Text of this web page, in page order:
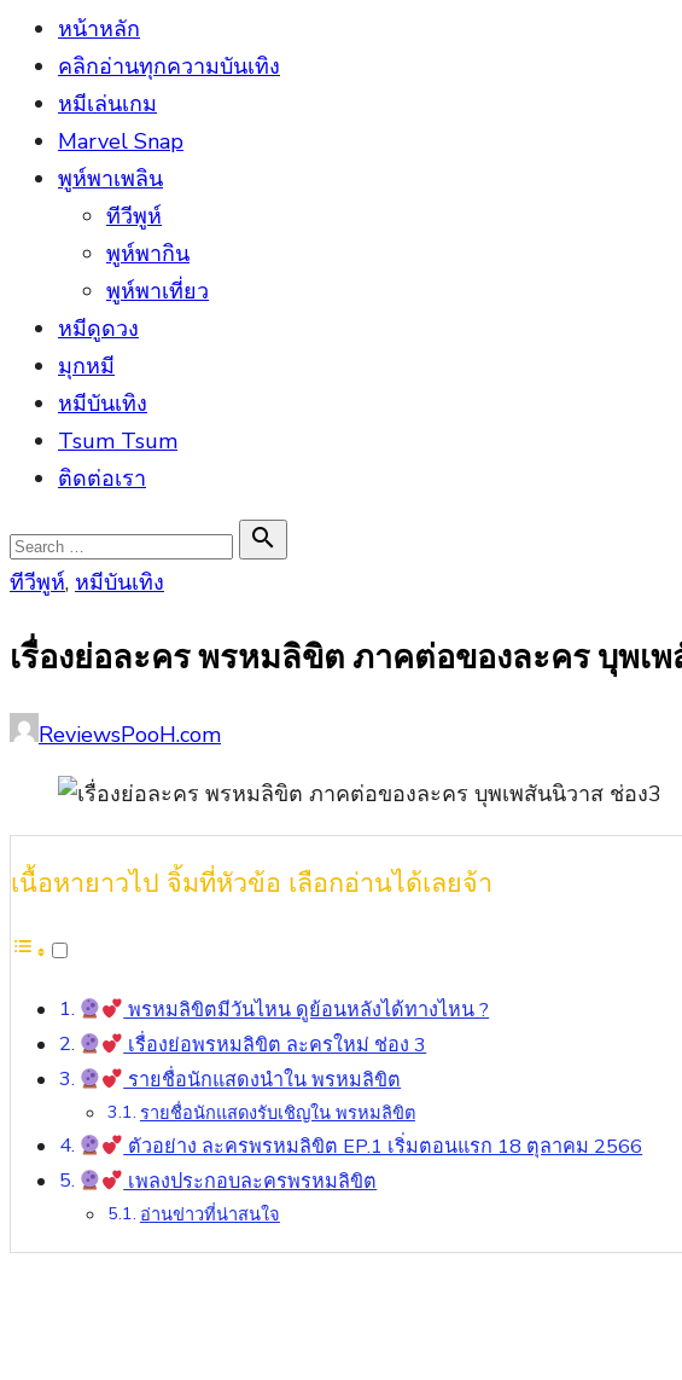
หน้าหลัก
คลิกอ่านทุกความบันเทิง
หมีเล่นเกม
Marvel Snap
พูห์พาเพลิน
ทีวีพูห์
พูห์พากิน
พูห์พาเที่ยว
หมีดูดวง
มุกหมี
หมีบันเทิง
Tsum Tsum
ติดต่อเรา
Search
for:

Search
ทีวีพูห์, หมีบันเทิง
เรื่องย่อละคร พรหมลิขิต ภาคต่อของละคร บุพเ
Posted
Author
ReviewsPooH.com
เนื้อหายาวไป จิ้มที่หัวข้อ เลือกอ่านได้เลยจ้า
พรหมลิขิตมีวันไหน ดูย้อนหลังได้ทางไหน ?
เรื่องย่อพรหมลิขิต ละครใหม่ ช่อง 3
รายชื่อนักแสดงนำใน พรหมลิขิต
รายชื่อนักแสดงรับเชิญใน พรหมลิขิต
ตัวอย่าง ละครพรหมลิขิต EP.1 เริ่มตอนแรก 18 ตุลาคม 2566
เพลงประกอบละครพรหมลิขิต
อ่านข่าวที่น่าสนใจ